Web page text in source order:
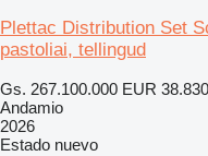
Plettac Distribution Set
pastoliai, tellingud
Gs. 267.100.000 EUR 38.830
Andamio
2026
Estado nuevo